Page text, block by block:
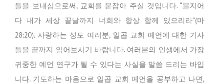
들을 보내심으로써, 교회를 붙잡아 주실 것입니다. “볼지어
다 내가 세상 끝날까지 너희와 항상 함께 있으리라”(마
28:20). 사랑하는 성도 여러분, 일곱 교회 예언에 대한 기사
들을 끝까지 읽어보시기 바랍니다. 여러분의 인생에서 가장
귀중한 예언 연구가 될 수 있다는 사실을 말씀 드리는 바입
니다. 기도하는 마음으로 일곱 교회 예언을 공부하고 나면,